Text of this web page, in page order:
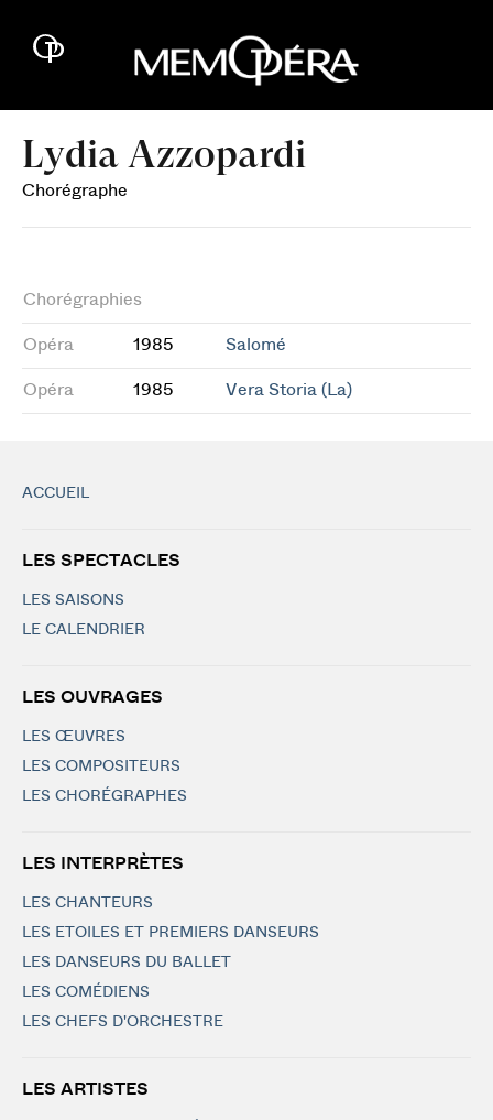
Lydia Azzopardi
Chorégraphe
Chorégraphies
Opéra 1985 Salomé
Opéra 1985 Vera Storia (La)
ACCUEIL
LES SPECTACLES
LES SAISONS
LE CALENDRIER
LES OUVRAGES
LES ŒUVRES
LES COMPOSITEURS
LES CHORÉGRAPHES
LES INTERPRÈTES
LES CHANTEURS
LES ETOILES ET PREMIERS DANSEURS
LES DANSEURS DU BALLET
LES COMÉDIENS
LES CHEFS D'ORCHESTRE
LES ARTISTES